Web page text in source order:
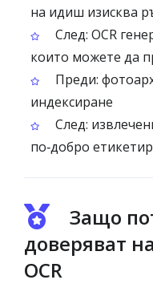
на идиш изисква
След: OCR
които можете да
Преди:
индексиране
След:
по‑добро
Защо
доверяват
OCR